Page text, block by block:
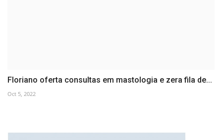
Floriano oferta consultas em mastologia e zera fila de...
Oct 5, 2022